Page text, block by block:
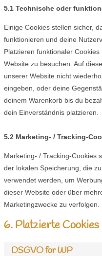
5.1 Technische oder
Einige Cookies stellen sicher,
funktionieren und deine
Platzieren funktionaler
Website zu besuchen. Auf
unserer Website nicht
eingeben, oder deine
deinem Warenkorb bis du
dein Einverständnis platzieren.
5.2 Marketing- / Tracking-
Marketing- / Tracking-Cookies
der lokalen Speicherung, die
verwendet werden, um
dieser Website oder über
Marketingzwecke zu verfolgen.
6. Platzierte Cookies
DSGVO for WP